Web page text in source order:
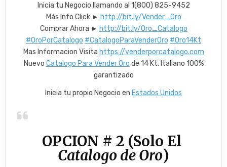
Inicia tu Negocio llamando al 1(800) 825-9452
Más Info Click ► http://bit.ly/Vender_Oro
Comprar Ahora ► http://bit.ly/Oro_Catalogo
#OroPorCatalogo #CatalogoParaVenderOro #Oro14Kt
Mas Informacion Visita https://venderporcatalogo.com
Nuevo Catalogo Para Vender Oro de 14 Kt. Italiano 100%
garantizado
Inicia tu propio Negocio en Estados Unidos
OPCION # 2 (Solo El
Catalogo de Oro)